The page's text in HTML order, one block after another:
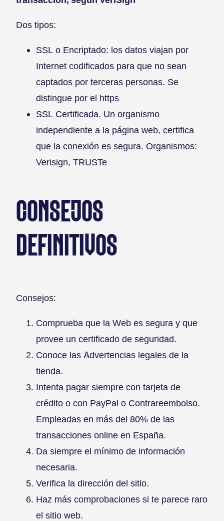
Dos tipos:
SSL o Encriptado: los datos viajan por
Internet codificados para que no sean
captados por terceras personas. Se
distingue por el https
SSL Certificada. Un organismo
independiente a la página web, certifica
que la conexión es segura. Organismos:
Verisign, TRUSTe
CONSEJOS
DEFINITIVOS
Consejos:
Comprueba que la Web es segura y que
provee un certificado de seguridad.
Conoce las Advertencias legales de la
tienda.
Intenta pagar siempre con tarjeta de
crédito o con PayPal o Contrareembolso.
Empleadas en más del 80% de las
transacciones online en España.
Da siempre el mínimo de información
necesaria.
Verifica la dirección del sitio.
Haz más comprobaciones si te parece raro
el sitio web.